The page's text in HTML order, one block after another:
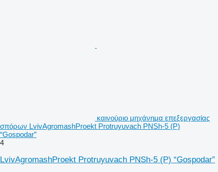
καινούριο μηχάνημα επεξεργασίας
σπόρων LvivAgromashProekt Protruyuvach PNSh-5 (P)
“Gospodar”
4
LvivAgromashProekt Protruyuvach PNSh-5 (P) “Gospodar”